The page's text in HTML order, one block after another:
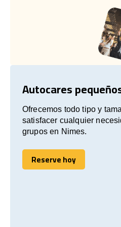
Autocares
Ofrecemos todo tipo y
satisfacer cualquier
grupos en Nimes.
Reserve hoy
Reserve hoy